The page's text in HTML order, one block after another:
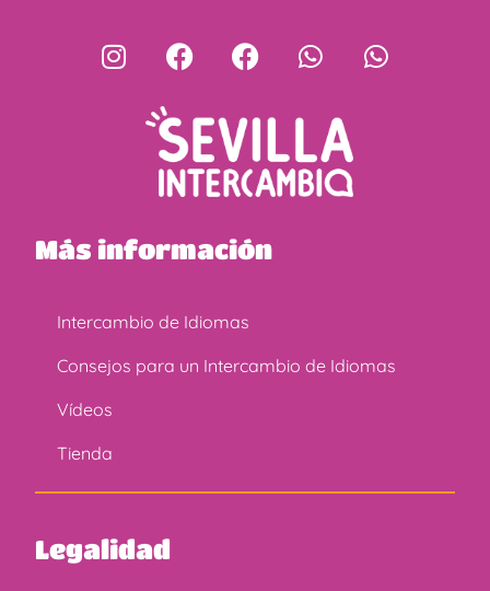
Más información
Intercambio de Idiomas
Consejos para un Intercambio de Idiomas
Vídeos
Tienda
Legalidad